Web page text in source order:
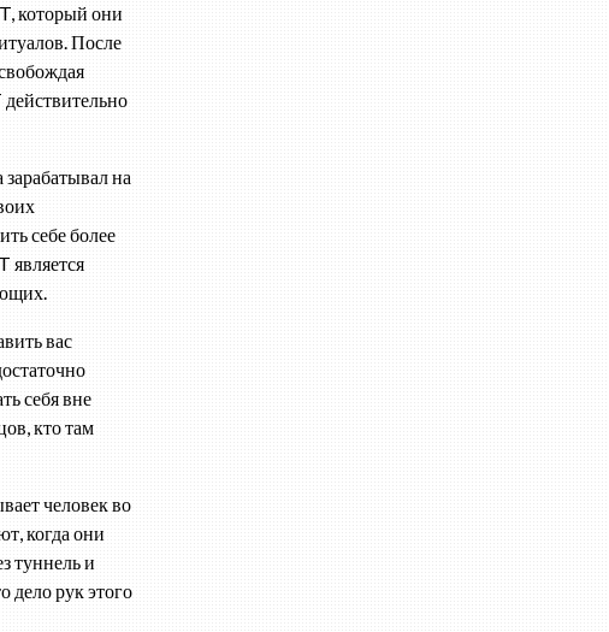
который они
После
на
себе более
является
вас
себя вне
кто там
человек во
когда они
туннель и
дело рук этого